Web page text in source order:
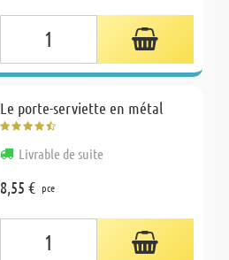
Le porte-serviette en métal
Livrable de suite
8,55 € pce